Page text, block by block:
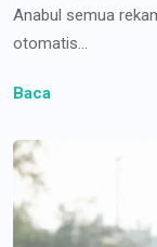
Anabul semua
otomatis...
Baca